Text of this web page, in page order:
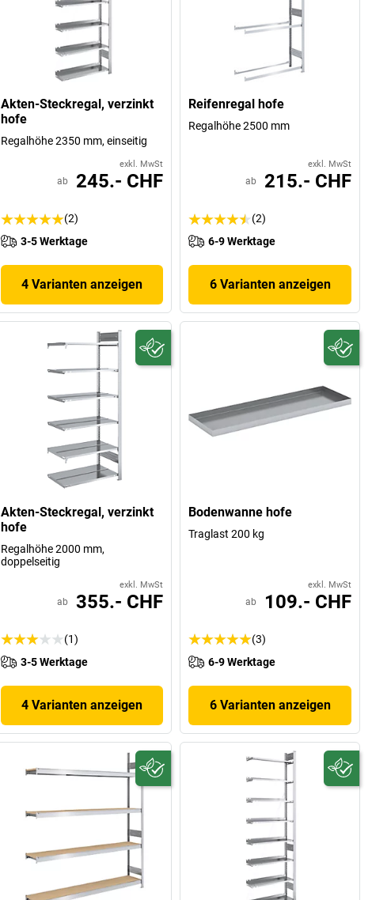
Akten-Steckregal, verzinkt
hofe
Regalhöhe 2350 mm, einseitig
exkl. MwSt
ab 245.- CHF
(2)
3-5 Werktage
4 Varianten anzeigen
Reifenregal hofe
Regalhöhe 2500 mm
exkl. MwSt
ab 215.- CHF
(2)
6-9 Werktage
6 Varianten anzeigen
Akten-Steckregal, verzinkt
hofe
Regalhöhe 2000 mm,
doppelseitig
exkl. MwSt
ab 355.- CHF
(1)
3-5 Werktage
4 Varianten anzeigen
Bodenwanne hofe
Traglast 200 kg
exkl. MwSt
ab 109.- CHF
(3)
6-9 Werktage
6 Varianten anzeigen